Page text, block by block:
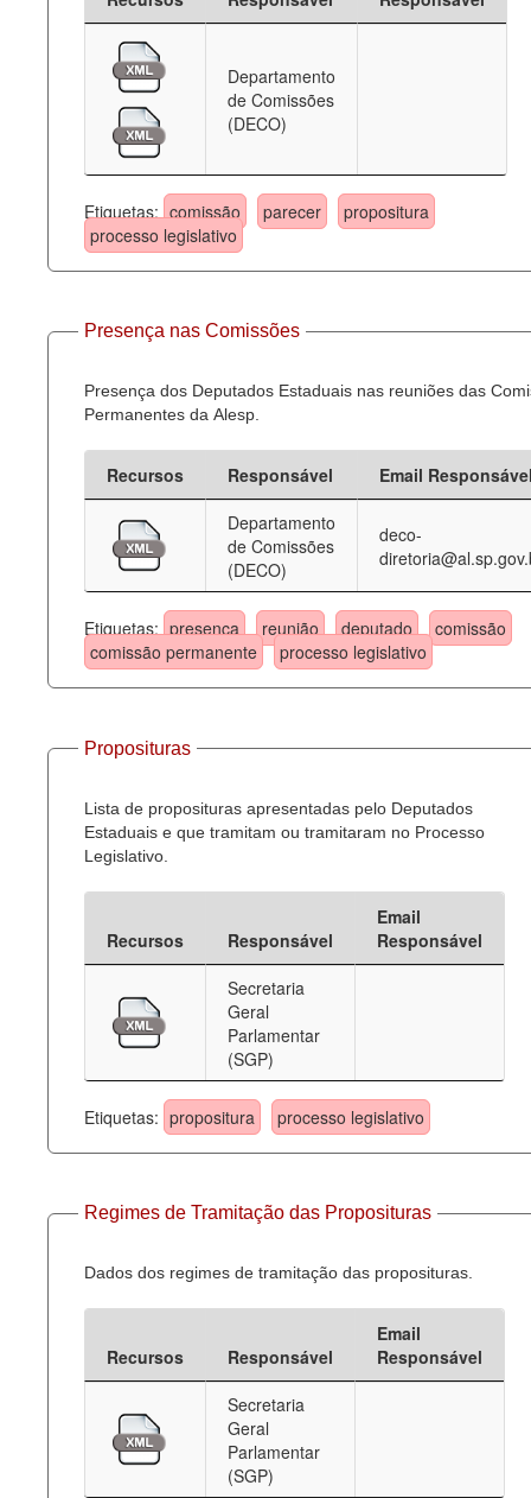
Departamento
de Comissões
(DECO)
Etiquetas: comissão parecer
propositura
processo legislativo
Presença nas Comissões
Presença dos Deputados Estaduais nas reuniões das
Permanentes da Alesp.
Recursos Responsável
Email
Departamento
de Comissões
(DECO)
deco-
Etiquetas: presença reunião deputado
comissão
comissão permanente
processo legislativo
Proposituras
Lista de proposituras apresentadas pelo Deputados
Estaduais e que tramitam ou tramitaram no Processo
Legislativo.
Recursos Responsável
Email
Responsável
Secretaria
Geral
Parlamentar
(SGP)
Etiquetas: propositura processo legislativo
Regimes de Tramitação das Proposituras
Dados dos regimes de tramitação das proposituras.
Recursos Responsável
Email
Responsável
Secretaria
Geral
Parlamentar
(SGP)